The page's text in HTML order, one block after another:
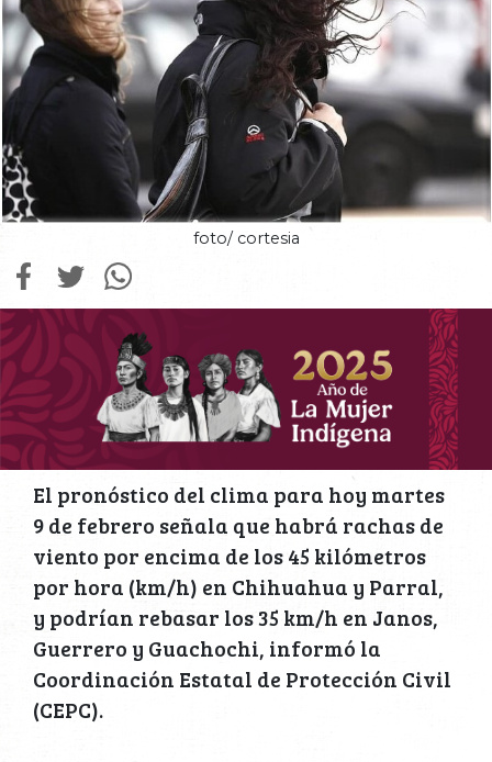
foto/ cortesia
El pronóstico del clima para hoy martes
9 de febrero señala que habrá rachas de
viento por encima de los 45 kilómetros
por hora (km/h) en Chihuahua y Parral,
y podrían rebasar los 35 km/h en Janos,
Guerrero y Guachochi, informó la
Coordinación Estatal de Protección Civil
(CEPC).